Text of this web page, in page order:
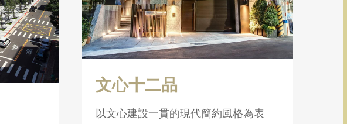
文心十二品
以文心建設一貫的現代簡約風格為表